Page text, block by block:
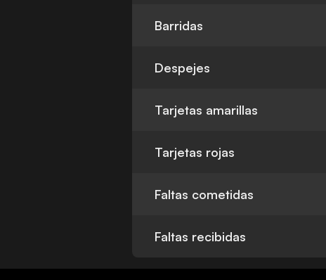
Barridas
Despejes
Tarjetas amarillas
Tarjetas rojas
Faltas cometidas
Faltas recibidas